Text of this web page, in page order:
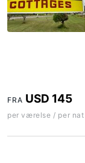
FRA USD 145
per værelse / per nat